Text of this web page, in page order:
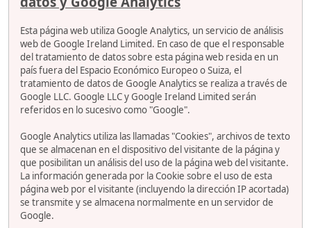
Esta página web utiliza Google Analytics, un servicio de análisis
web de Google Ireland Limited. En caso de que el responsable
del tratamiento de datos sobre esta página web resida en un
país fuera del Espacio Económico Europeo o Suiza, el
tratamiento de datos de Google Analytics se realiza a través de
Google LLC. Google LLC y Google Ireland Limited serán
referidos en lo sucesivo como "Google".
Google Analytics utiliza las llamadas "Cookies", archivos de texto
que se almacenan en el dispositivo del visitante de la página y
que posibilitan un análisis del uso de la página web del visitante.
La información generada por la Cookie sobre el uso de esta
página web por el visitante (incluyendo la dirección IP acortada)
se transmite y se almacena normalmente en un servidor de
Google.